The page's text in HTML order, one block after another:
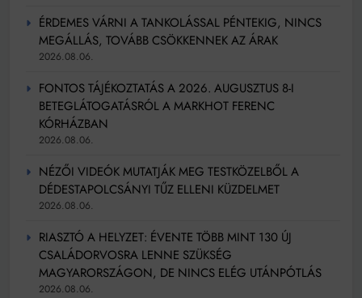
ÉRDEMES VÁRNI A TANKOLÁSSAL PÉNTEKIG, NINCS
MEGÁLLÁS, TOVÁBB CSÖKKENNEK AZ ÁRAK
2026.08.06.
FONTOS TÁJÉKOZTATÁS A 2026. AUGUSZTUS 8-I
BETEGLÁTOGATÁSRÓL A MARKHOT FERENC
KÓRHÁZBAN
2026.08.06.
NÉZŐI VIDEÓK MUTATJÁK MEG TESTKÖZELBŐL A
DÉDESTAPOLCSÁNYI TŰZ ELLENI KÜZDELMET
2026.08.06.
RIASZTÓ A HELYZET: ÉVENTE TÖBB MINT 130 ÚJ
CSALÁDORVOSRA LENNE SZÜKSÉG
MAGYARORSZÁGON, DE NINCS ELÉG UTÁNPÓTLÁS
2026.08.06.